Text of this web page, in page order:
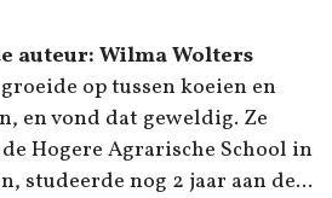
auteur: Wilma Wolters
op tussen koeien en
en vond dat geweldig. Ze
Hogere Agrarische School in
studeerde nog 2 jaar aan de...